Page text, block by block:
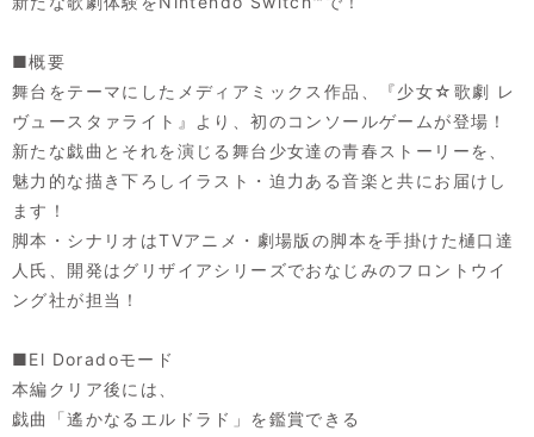
■概要
舞台をテーマにしたメディアミックス作品、『少女☆歌劇 レ
ヴュースタァライト』より、初のコンソールゲームが登場！
新たな戯曲とそれを演じる舞台少女達の青春ストーリーを、
魅力的な描き下ろしイラスト・迫力ある音楽と共にお届けし
ます！
脚本・シナリオはTVアニメ・劇場版の脚本を手掛けた樋口達
人氏、開発はグリザイアシリーズでおなじみのフロントウイ
ング社が担当！
■El Doradoモード
本編クリア後には、
戯曲「遙かなるエルドラド」を鑑賞できる